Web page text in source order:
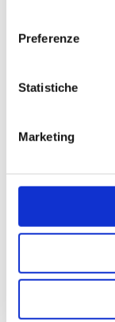
Preferenze
Statistiche
Marketing